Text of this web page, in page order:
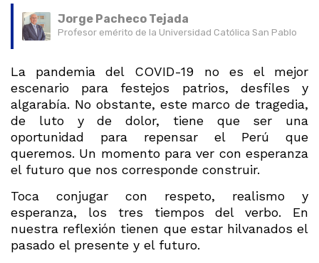
Jorge Pacheco Tejada
Profesor emérito de la Universidad Católica San Pablo
La pandemia del COVID-19 no es el mejor
escenario para festejos patrios, desfiles y
algarabía. No obstante, este marco de tragedia,
de luto y de dolor, tiene que ser una
oportunidad para repensar el Perú que
queremos. Un momento para ver con esperanza
el futuro que nos corresponde construir.
Toca conjugar con respeto, realismo y
esperanza, los tres tiempos del verbo. En
nuestra reflexión tienen que estar hilvanados el
pasado el presente y el futuro.